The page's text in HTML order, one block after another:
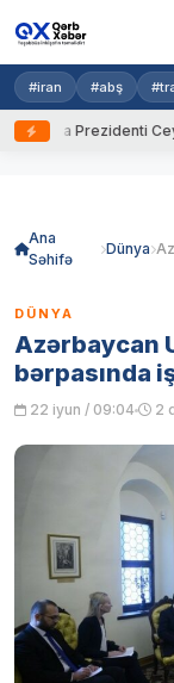
#iran #abş
Prezidenti
Ana
Səhifə
Dünya
DÜNYA
Azərbaycan
bərpasında
22 iyun / 09:04 2